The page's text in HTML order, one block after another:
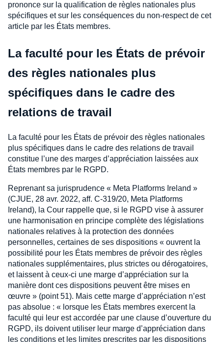
prononce sur la qualification de règles nationales plus
spécifiques et sur les conséquences du non-respect de cet
article par les États membres.
La faculté pour les États de prévoir
des règles nationales plus
spécifiques dans le cadre des
relations de travail
La faculté pour les États de prévoir des règles nationales
plus spécifiques dans le cadre des relations de travail
constitue l’une des marges d’appréciation laissées aux
États membres par le RGPD.
Reprenant sa jurisprudence « Meta Platforms Ireland »
(CJUE, 28 avr. 2022, aff. C‑319/20, Meta Platforms
Ireland), la Cour rappelle que, si le RGPD vise à assurer
une harmonisation en principe complète des législations
nationales relatives à la protection des données
personnelles, certaines de ses dispositions « ouvrent la
possibilité pour les États membres de prévoir des règles
nationales supplémentaires, plus strictes ou dérogatoires,
et laissent à ceux-ci une marge d’appréciation sur la
manière dont ces dispositions peuvent être mises en
œuvre » (point 51). Mais cette marge d’appréciation n’est
pas absolue : « lorsque les États membres exercent la
faculté qui leur est accordée par une clause d’ouverture du
RGPD, ils doivent utiliser leur marge d’appréciation dans
les conditions et les limites prescrites par les dispositions